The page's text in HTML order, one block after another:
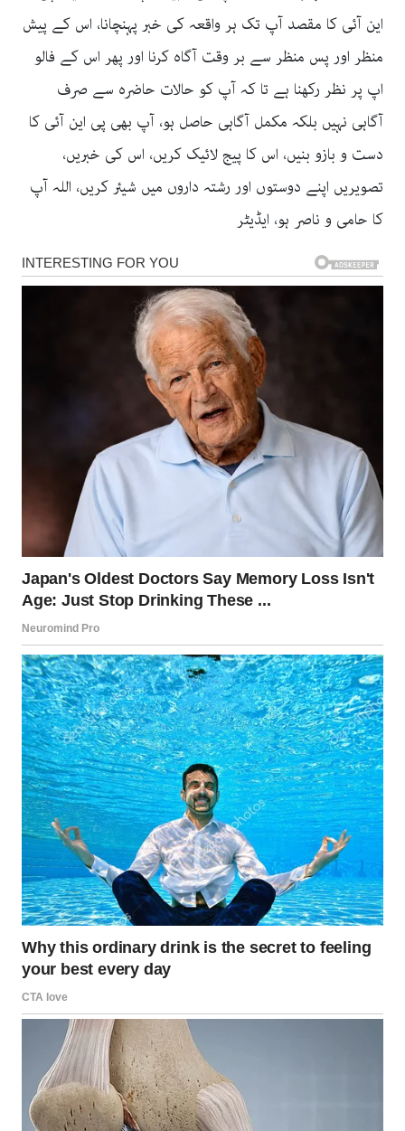
این آئی کا مقصد آپ تک ہر واقعہ کی خبر پہنچانا، اس کے پیش
منظر اور پس منظر سے بر وقت آگاہ کرنا اور پھر اس کے فالو
اپ پر نظر رکھنا ہے تا کہ آپ کو حالات حاضرہ سے صرف
آگاہی نہیں بلکہ مکمل آگاہی حاصل ہو، آپ بھی پی این آئی کا
دست و بازو بنیں، اس کا پیج لائیک کریں، اس کی خبریں،
تصویریں اپنے دوستوں اور رشتہ داروں میں شیئر کریں، اللہ آپ
کا حامی و ناصر ہو، ایڈیٹر